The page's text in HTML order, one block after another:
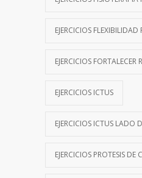
EJERCICIOS
EJERCICIOS FORTALECER
EJERCICIOS ICTUS
EJERCICIOS ICTUS LADO
EJERCICIOS PROTESIS DE